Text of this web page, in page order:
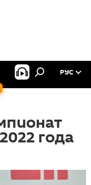
РУС
года